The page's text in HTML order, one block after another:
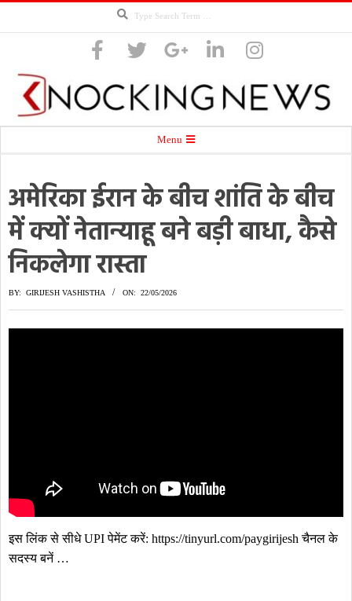
Knocking
News
Menu
अमेरिका ईरान के बीच शांति के बीच
में क्यों नेतान्याहू बने बड़ी बाधा, कैसे
निकलेगा रास्ता
BY: GIRIJESH VASHISTHA ON: 22/05/2026
इस लिंक से सीधे UPI पेमेंट करें: https://tinyurl.com/paygirijesh चैनल के
सदस्य बनें …